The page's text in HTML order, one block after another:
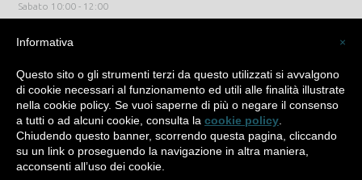
Sabato 10:00 - 12:00
Piccole Pesti Livigno © 2024 Tutti i diritti riservati. -Privacy Policy-Cookie Policy
Made with bySìServices
×
Informativa
Questo sito o gli strumenti terzi da questo utilizzati si avvalgono
di cookie necessari al funzionamento ed utili alle finalità illustrate
nella cookie policy. Se vuoi saperne di più o negare il consenso
a tutti o ad alcuni cookie, consulta la cookie policy
Chiudendo questo banner, scorrendo questa pagina, cliccando
su un link o proseguendo la navigazione in altra maniera,
acconsenti all’uso dei cookie.